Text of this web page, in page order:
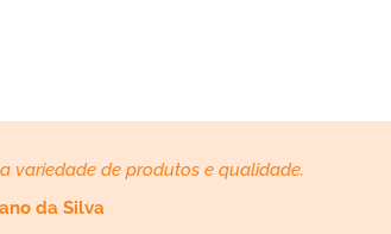
variedade de produtos e qualidade.
da Silva